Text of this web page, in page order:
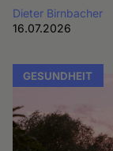
Dieter Birnbacher
16.07.2026
GESUNDHEIT